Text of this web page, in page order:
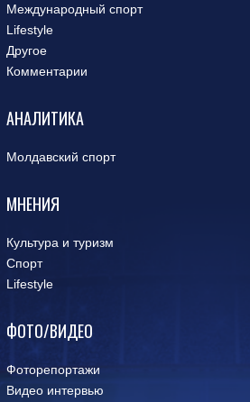
Международный спорт
Lifestyle
Другое
Комментарии
АНАЛИТИКА
Молдавский спорт
МНЕНИЯ
Культура и туризм
Спорт
Lifestyle
ФОТО/ВИДЕО
Фоторепортажи
Видео интервью